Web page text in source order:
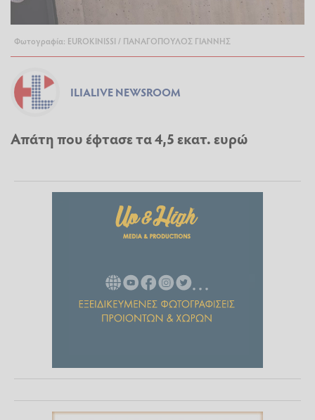
Φωτογραφία: EUROKINISSI / ΠΑΝΑΓΟΠΟΥΛΟΣ ΓΙΑΝΝΗΣ
ILIALIVE NEWSROOM
Απάτη που έφτασε τα 4,5 εκατ. ευρώ